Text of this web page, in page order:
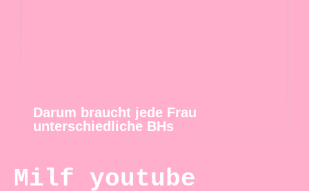
Darum braucht jede Frau
unterschiedliche BHs
Milf youtube